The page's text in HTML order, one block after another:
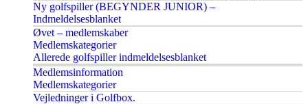
Ny golfspiller (BEGYNDER JUNIOR) –
Indmeldelsesblanket
Øvet – medlemskaber
Medlemskategorier
Allerede golfspiller indmeldelsesblanket
Medlemsinformation
Medlemskategorier
Vejledninger i Golfbox.